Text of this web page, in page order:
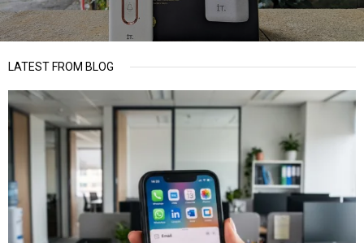
LATEST FROM BLOG